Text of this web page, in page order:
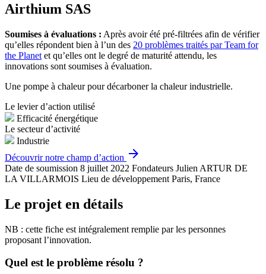
Airthium SAS
Soumises à évaluations : Après avoir été pré-filtrées afin de vérifier
qu’elles répondent bien à l’un des 20 problèmes traités par Team for
the Planet et qu’elles ont le degré de maturité attendu, les
innovations sont soumises à évaluation.
Une pompe à chaleur pour décarboner la chaleur industrielle.
Le levier d’action utilisé
Efficacité énergétique
Le secteur d’activité
Industrie
Découvrir notre champ d’action arrow_forward
Date de soumission 8 juillet 2022 Fondateurs Julien ARTUR DE
LA VILLARMOIS Lieu de développement Paris, France
Le projet en détails
NB : cette fiche est intégralement remplie par les personnes
proposant l’innovation.
Quel est le problème résolu ?